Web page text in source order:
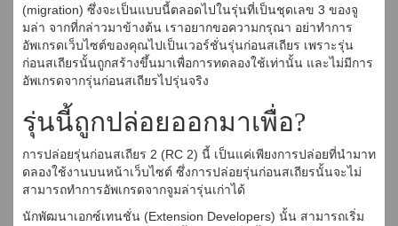
(migration) ซึ่งจะเป็นแบบนี้ตลอดไปในรุ่นที่เป็นชุดเลข 3 ของจู
มล่า จากที่กล่าวมาข้างต้น เราอยากขอความกรุณา อย่าทำการ
อัพเกรดเว็บไซต์ของคุณไปเป็นเวอร์ชั่นรุ่นก่อนสเถียร เพราะรุ่น
ก่อนสเถียรนั้นถูกสร้างขึ้นมาเพื่อการทดลองใช้เท่านั้น และไม่มีการ
อัพเกรดจากรุ่นก่อนสเถียรไปรุ่นจริง
รุ่นนี้ถูกปล่อยออกมาเพื่อ?
การปล่อยรุ่นก่อนสเถียร 2 (RC 2) นี้ เป็นแค่เพียงการปล่อยที่นำมาท
ดลองใช้งานบนหน้าเว็บไซต์ ซึ่งการปล่อยรุ่นก่อนสเถียรนั้นจะไม่
สามารถทำการอัพเกรดจากจูมล่ารุ่นเก่าได้
นักพัฒนาเอกซ์เทนชั่น (Extension Developers) นั้น สามารถเริ่ม